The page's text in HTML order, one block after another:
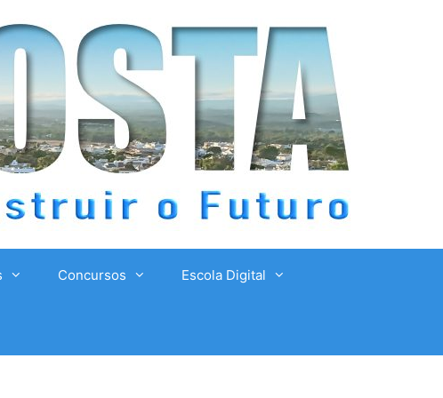
Concursos Escola Digital